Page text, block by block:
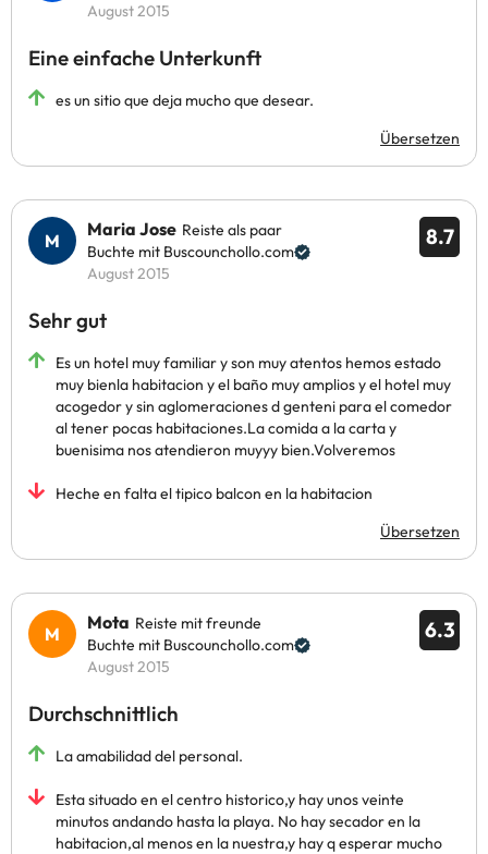
August 2015
Eine einfache Unterkunft
es un sitio que deja mucho que desear.
Übersetzen
8.7
Maria Jose Reiste als paar
Buchte mit Buscounchollo.com
August 2015
Sehr gut
Es un hotel muy familiar y son muy atentos hemos estado
muy bienla habitacion y el baño muy amplios y el hotel muy
acogedor y sin aglomeraciones d genteni para el comedor
al tener pocas habitaciones.La comida a la carta y
buenisima nos atendieron muyyy bien.Volveremos
Heche en falta el tipico balcon en la habitacion
Übersetzen
6.3
Mota Reiste mit freunde
Buchte mit Buscounchollo.com
August 2015
Durchschnittlich
La amabilidad del personal.
Esta situado en el centro historico,y hay unos veinte
minutos andando hasta la playa. No hay secador en la
habitacion,al menos en la nuestra,y hay q esperar mucho